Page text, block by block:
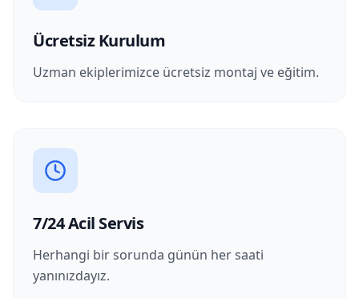
Ücretsiz Kurulum
Uzman ekiplerimizce ücretsiz montaj ve eğitim.
7/24 Acil Servis
Herhangi bir sorunda günün her saati
yanınızdayız.